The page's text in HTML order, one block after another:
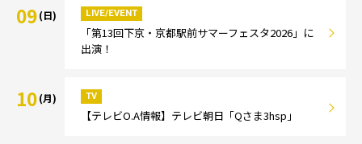
09(日) LIVE/EVENT
「第13回下京・京都駅前サマーフェスタ2026」に
出演！
10(月) TV
【テレビO.A情報】テレビ朝日「Qさま3hsp」